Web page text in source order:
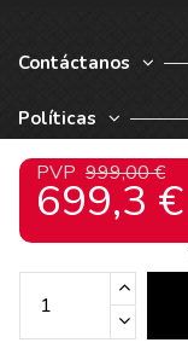
PVP 999,00 €
699,3 €
Contáctanos
Políticas
Nuestra Empresa